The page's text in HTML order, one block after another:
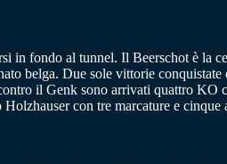
in fondo al tunnel. Il Beerschot è la
belga. Due sole vittorie
il Genk sono arrivati quattro KO
con tre marcature e cinque